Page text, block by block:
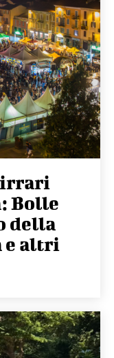
Bolle
della
e altri